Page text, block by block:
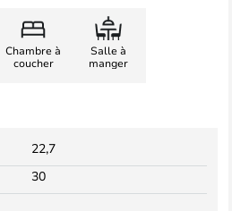
Chambre à
coucher
Salle à
manger
22,7
30